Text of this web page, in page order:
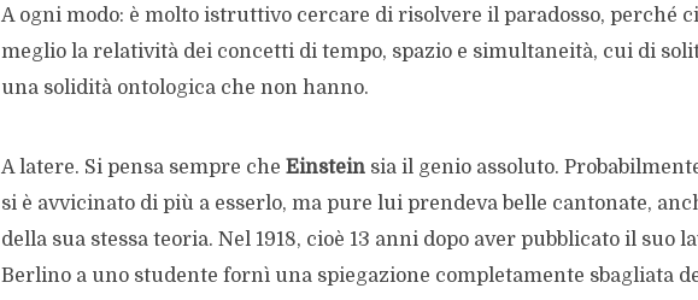
A ogni modo: è molto istruttivo cercare di risolvere il paradosso, perché
meglio la relatività dei concetti di tempo, spazio e simultaneità, cui di
una solidità ontologica che non hanno.
A latere. Si pensa sempre che Einstein sia il genio assoluto.
si è avvicinato di più a esserlo, ma pure lui prendeva belle cantonate,
della sua stessa teoria. Nel 1918, cioè 13 anni dopo aver pubblicato il suo
Berlino a uno studente fornì una spiegazione completamente sbagliata